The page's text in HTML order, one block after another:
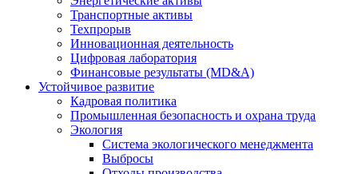
Транспортные активы
Техпрорыв
Инновационная деятельность
Цифровая лаборатория
Финансовые результаты (MD&A)
Устойчивое развитие
Кадровая политика
Промышленная безопасность и охрана труда
Экология
Система экологического менеджмента
Выбросы